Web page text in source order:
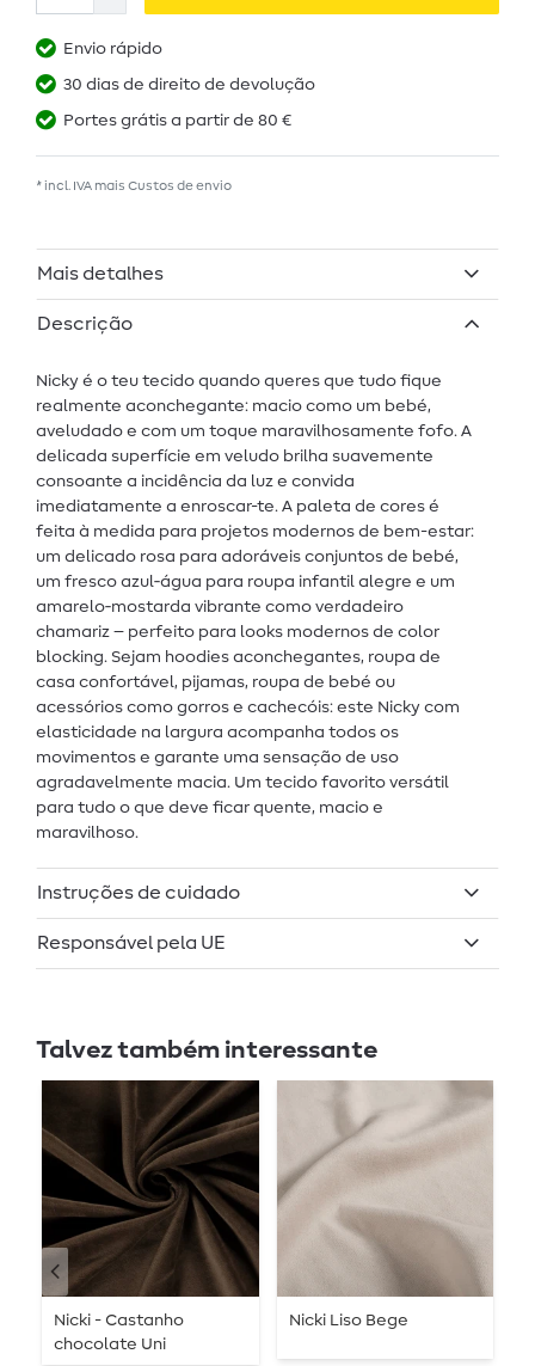
Envio rápido
30 dias de direito de devolução
Portes grátis a partir de 80 €
* incl. IVA mais Custos de envio
Mais detalhes
Descrição
Nicky é o teu tecido quando queres que tudo fique
realmente aconchegante: macio como um bebé,
aveludado e com um toque maravilhosamente fofo. A
delicada superfície em veludo brilha suavemente
consoante a incidência da luz e convida
imediatamente a enroscar-te. A paleta de cores é
feita à medida para projetos modernos de bem-estar:
um delicado rosa para adoráveis conjuntos de bebé,
um fresco azul‑água para roupa infantil alegre e um
amarelo‑mostarda vibrante como verdadeiro
chamariz – perfeito para looks modernos de color
blocking. Sejam hoodies aconchegantes, roupa de
casa confortável, pijamas, roupa de bebé ou
acessórios como gorros e cachecóis: este Nicky com
elasticidade na largura acompanha todos os
movimentos e garante uma sensação de uso
agradavelmente macia. Um tecido favorito versátil
para tudo o que deve ficar quente, macio e
maravilhoso.
Instruções de cuidado
Responsável pela UE
Talvez também interessante
Nicki - Castanho
chocolate Uni
Nicki Liso Bege